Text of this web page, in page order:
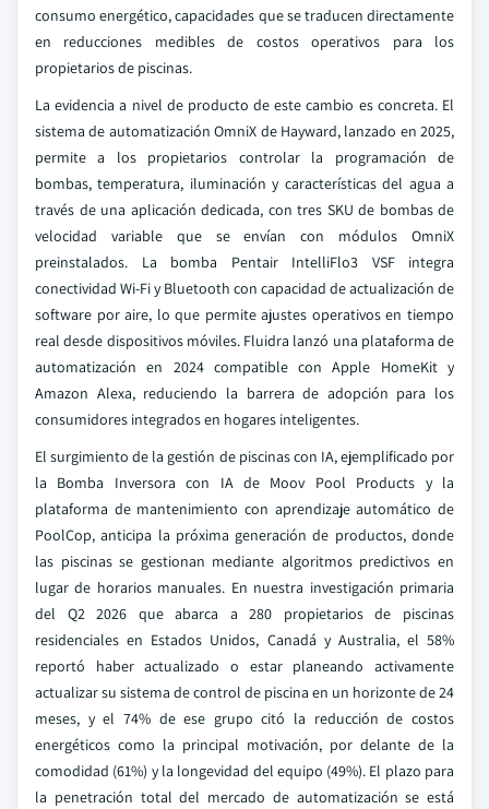
consumo energético, capacidades que se traducen directamente
en reducciones medibles de costos operativos para los
propietarios de piscinas.
La evidencia a nivel de producto de este cambio es concreta. El
sistema de automatización OmniX de Hayward, lanzado en 2025,
permite a los propietarios controlar la programación de
bombas, temperatura, iluminación y características del agua a
través de una aplicación dedicada, con tres SKU de bombas de
velocidad variable que se envían con módulos OmniX
preinstalados. La bomba Pentair IntelliFlo3 VSF integra
conectividad Wi-Fi y Bluetooth con capacidad de actualización de
software por aire, lo que permite ajustes operativos en tiempo
real desde dispositivos móviles. Fluidra lanzó una plataforma de
automatización en 2024 compatible con Apple HomeKit y
Amazon Alexa, reduciendo la barrera de adopción para los
consumidores integrados en hogares inteligentes.
El surgimiento de la gestión de piscinas con IA, ejemplificado por
la Bomba Inversora con IA de Moov Pool Products y la
plataforma de mantenimiento con aprendizaje automático de
PoolCop, anticipa la próxima generación de productos, donde
las piscinas se gestionan mediante algoritmos predictivos en
lugar de horarios manuales. En nuestra investigación primaria
del Q2 2026 que abarca a 280 propietarios de piscinas
residenciales en Estados Unidos, Canadá y Australia, el 58%
reportó haber actualizado o estar planeando activamente
actualizar su sistema de control de piscina en un horizonte de 24
meses, y el 74% de ese grupo citó la reducción de costos
energéticos como la principal motivación, por delante de la
comodidad (61%) y la longevidad del equipo (49%). El plazo para
la penetración total del mercado de automatización se está